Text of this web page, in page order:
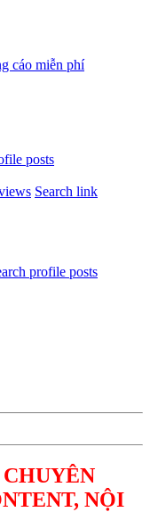
posts
Search link
profile posts
NỘI